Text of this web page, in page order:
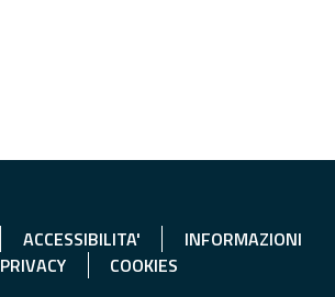
ACCESSIBILITA'
INFORMAZIONI
PRIVACY
COOKIES